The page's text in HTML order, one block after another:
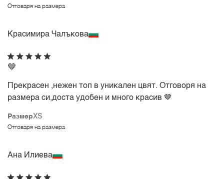
Отговаря на размера
Красимира Чалъкова
РазмерXS
Отговаря на размера
🤎
Прекрасен ,нежен топ в уникален цвят. Отговоря на
размера си,доста удобен и много красив 🤎
Ана Илиева